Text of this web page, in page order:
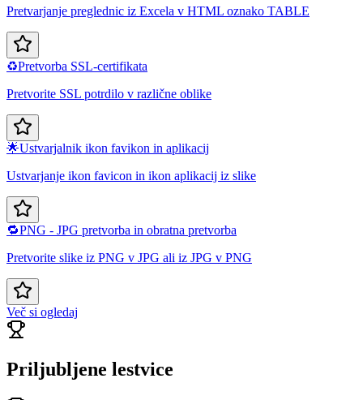
Pretvarjanje preglednic iz Excela v HTML oznako TABLE
♻️Pretvorba SSL-certifikata
Pretvorite SSL potrdilo v različne oblike
🌟Ustvarjalnik ikon favikon in aplikacij
Ustvarjanje ikon favicon in ikon aplikacij iz slike
🔁PNG - JPG pretvorba in obratna pretvorba
Pretvorite slike iz PNG v JPG ali iz JPG v PNG
Več si ogledaj
Priljubljene lestvice